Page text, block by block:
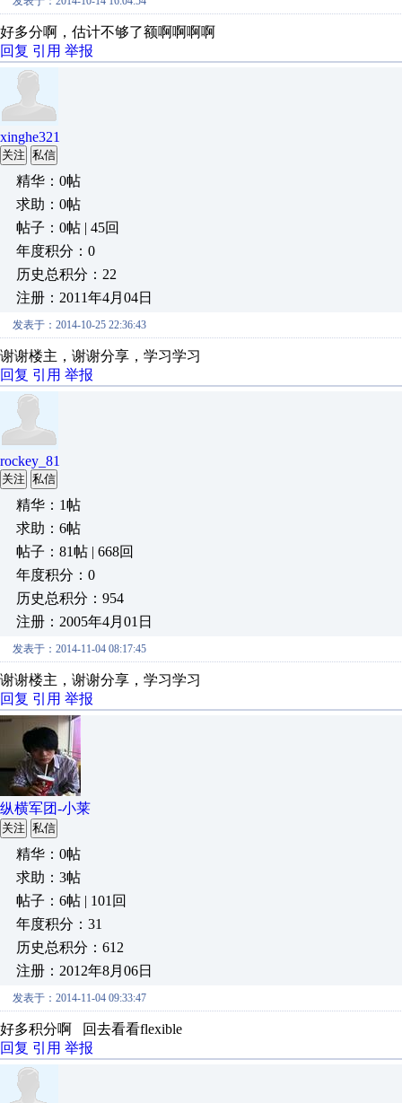
好多分啊，估计不够了额啊啊啊啊
回复 引用 举报
xinghe321
关注 私信
精华：0帖
求助：0帖
帖子：0帖 | 45回
年度积分：0
历史总积分：22
注册：2011年4月04日
发表于：2014-10-25 22:36:43
谢谢楼主，谢谢分享，学习学习
回复 引用 举报
rockey_81
关注 私信
精华：1帖
求助：6帖
帖子：81帖 | 668回
年度积分：0
历史总积分：954
注册：2005年4月01日
发表于：2014-11-04 08:17:45
谢谢楼主，谢谢分享，学习学习
回复 引用 举报
纵横军团-小莱
关注 私信
精华：0帖
求助：3帖
帖子：6帖 | 101回
年度积分：31
历史总积分：612
注册：2012年8月06日
发表于：2014-11-04 09:33:47
好多积分啊 回去看看flexible
回复 引用 举报